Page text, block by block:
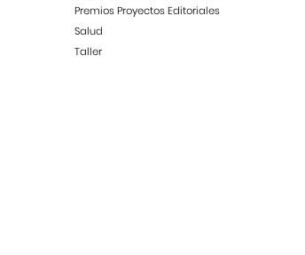
Premios Proyectos Editoriales
Salud
Taller